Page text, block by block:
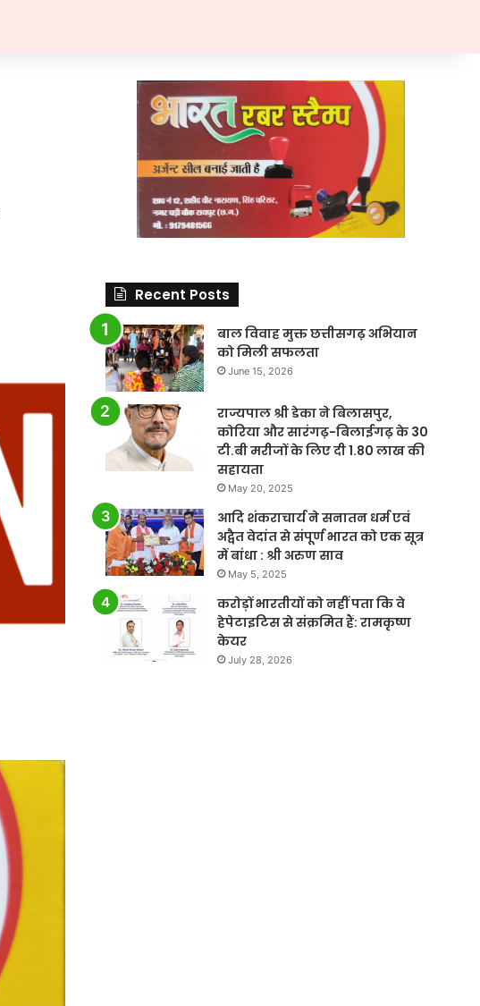
Recent Posts
बाल विवाह मुक्त छत्तीसगढ़ अभियान
को मिली सफलता
June 15, 2026
राज्यपाल श्री डेका ने बिलासपुर,
कोरिया और सारंगढ़-बिलाईगढ़ के 30
टी.बी मरीजों के लिए दी 1.80 लाख की
सहायता
May 20, 2025
आदि शंकराचार्य ने सनातन धर्म एवं
अद्वैत वेदांत से संपूर्ण भारत को एक सूत्र
में बांधा : श्री अरुण साव
May 5, 2025
करोड़ों भारतीयों को नहीं पता कि वे
हेपेटाइटिस से संक्रमित हैं: रामकृष्ण
केयर
July 28, 2026